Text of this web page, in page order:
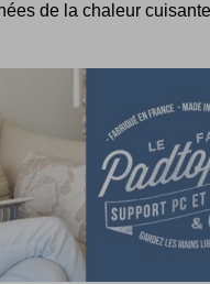
de la chaleur